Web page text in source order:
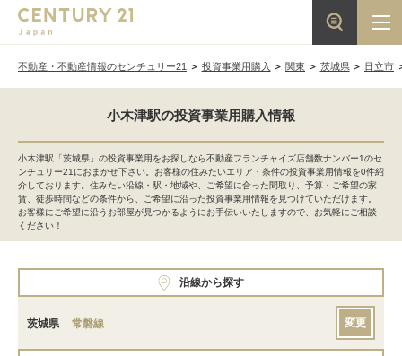
不動産・不動産情報のセンチュリー21 投資事業用購入 関東 茨城県 日立市
小木津駅の投資事業用購入情報
小木津駅「茨城県」の投資事業用をお探しなら不動産フランチャイズ店舗数ナンバー1のセ
ンチュリー21におまかせ下さい。お客様の住みたいエリア・条件の投資事業用情報を0件紹
介しております。住みたい沿線・駅・地域や、ご希望に合った間取り、予算・ご希望の家
賃、徒歩時間などの条件から、ご希望に沿った投資事業用情報を見つけていただけます。
お客様にご希望に沿うお部屋が見つかるようにお手伝いいたしますので、お気軽にご相談
ください！
沿線から探す
茨城県 常磐線 変更